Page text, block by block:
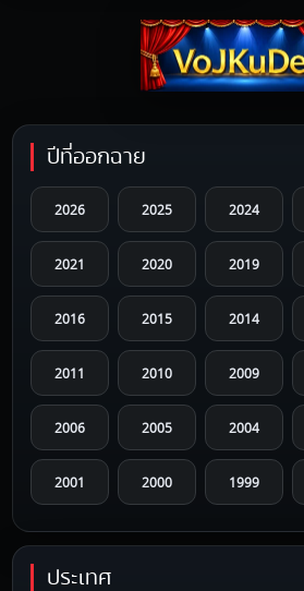
ปีที่ออกฉาย
2026 2025 2024
2021 2020 2019
2016 2015 2014
2011 2010 2009
2006 2005 2004
2001 2000 1999
1996 1995 1994
ประเทศ